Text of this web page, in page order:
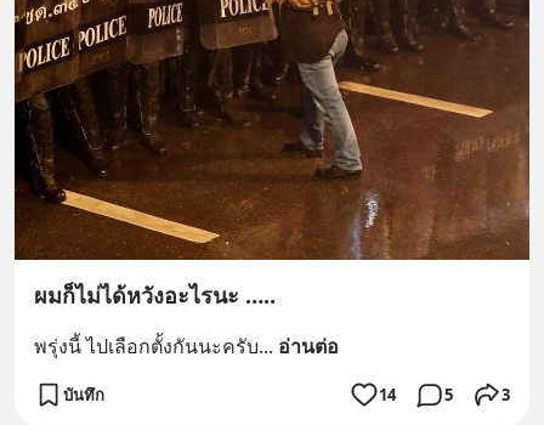
ผมก็ไม่ได้หวังอะไรนะ …..
พรุ่งนี้ ไปเลือกตั้งกันนะครับ... อ่านต่อ
บันทึก 14 5 3